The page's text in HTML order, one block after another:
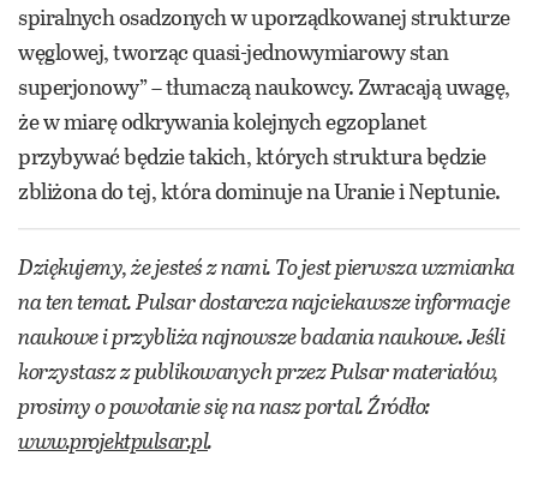
spiralnych osadzonych w uporządkowanej strukturze
węglowej, tworząc quasi-jednowymiarowy stan
superjonowy” – tłumaczą naukowcy. Zwracają uwagę,
że w miarę odkrywania kolejnych egzoplanet
przybywać będzie takich, których struktura będzie
zbliżona do tej, która dominuje na Uranie i Neptunie.
Dziękujemy, że jesteś z nami. To jest pierwsza wzmianka
na ten temat. Pulsar dostarcza najciekawsze informacje
naukowe i przybliża najnowsze badania naukowe. Jeśli
korzystasz z publikowanych przez Pulsar materiałów,
prosimy o powołanie się na nasz portal. Źródło:
www.projektpulsar.pl.